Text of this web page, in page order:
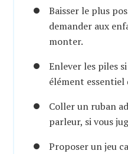
Baisser le plus
demander aux
monter.
Enlever les piles
élément essentiel
Coller un ruban
parleur, si vous
Proposer un jeu